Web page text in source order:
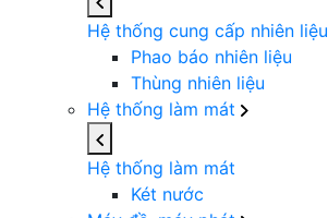
Hệ thống cung cấp nhiên liệu
Phao báo nhiên liệu
Thùng nhiên liệu
Hệ thống làm mát
Hệ thống làm mát
Két nước